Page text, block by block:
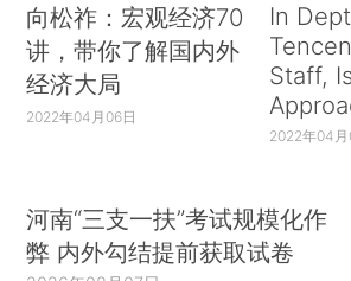
向松祚：宏观经济70
讲，带你了解国内外
经济大局
2022年04月06日
In
Staff,
2022年04月
河南“三支一扶”考试规模化作
弊 内外勾结提前获取试卷